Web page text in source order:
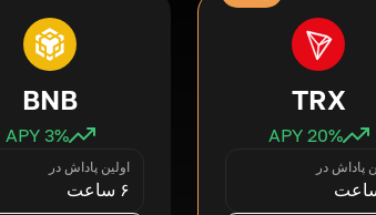
TRX
20% APY
پاداش در
BNB
3% APY
اولین پاداش در
۶ ساعت